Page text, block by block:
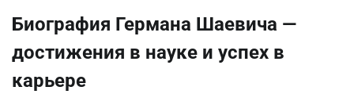
Биография Германа Шаевича —
достижения в науке и успех в
карьере